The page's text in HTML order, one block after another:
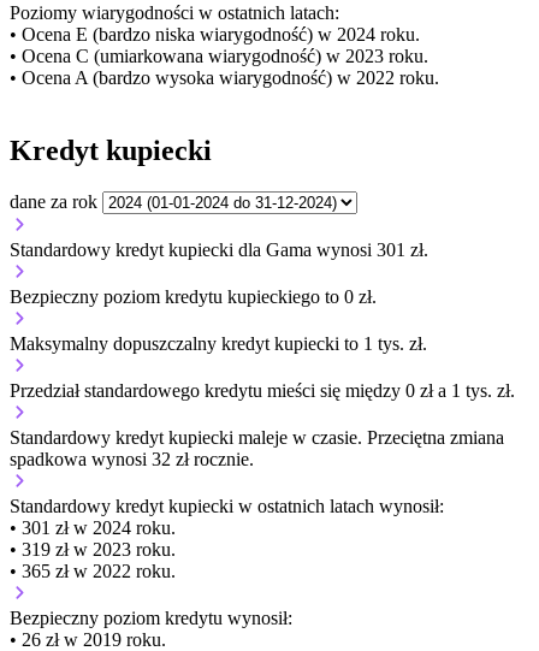
Poziomy wiarygodności w ostatnich latach:
• Ocena E (bardzo niska wiarygodność) w 2024 roku.
• Ocena C (umiarkowana wiarygodność) w 2023 roku.
• Ocena A (bardzo wysoka wiarygodność) w 2022 roku.
Kredyt kupiecki
dane za rok
Standardowy kredyt kupiecki dla Gama wynosi 301 zł.
Bezpieczny poziom kredytu kupieckiego to 0 zł.
Maksymalny dopuszczalny kredyt kupiecki to 1 tys. zł.
Przedział standardowego kredytu mieści się między 0 zł a 1 tys. zł.
Standardowy kredyt kupiecki maleje w czasie. Przeciętna zmiana
spadkowa wynosi 32 zł rocznie.
Standardowy kredyt kupiecki w ostatnich latach wynosił:
• 301 zł w 2024 roku.
• 319 zł w 2023 roku.
• 365 zł w 2022 roku.
Bezpieczny poziom kredytu wynosił:
• 26 zł w 2019 roku.